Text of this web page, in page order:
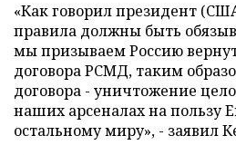
«Как говорил президент
правила должны быть
мы призываем Россию
договора РСМД, таким
договора - уничтожение
наших арсеналах на пользу
остальному миру», - заявил